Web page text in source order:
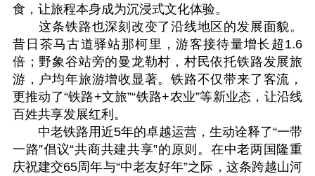
食，让旅程本身成为沉浸式文化体验。
这条铁路也深刻改变了沿线地区的发展面貌。
昔日茶马古道驿站那柯里，游客接待量增长超1.6
倍；野象谷站旁的曼龙勒村，村民依托铁路发展旅
游，户均年旅游增收显著。铁路不仅带来了客流，
更推动了“铁路+文旅”“铁路+农业”等新业态，让沿线
百姓共享发展红利。
中老铁路用近5年的卓越运营，生动诠释了“一带
一路”倡议“共商共建共享”的原则。在中老两国隆重
庆祝建交65周年与“中老友好年”之际，这条跨越山河